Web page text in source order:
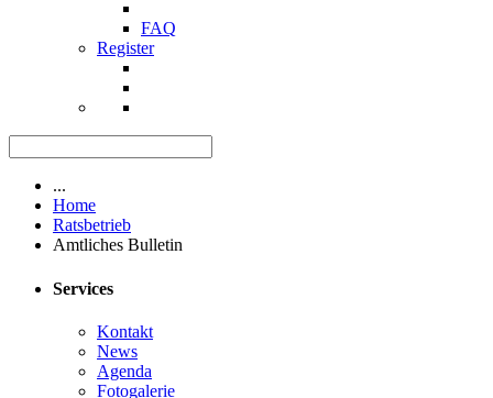
FAQ
Register
...
Home
Ratsbetrieb
Amtliches Bulletin
Services
Kontakt
News
Agenda
Fotogalerie